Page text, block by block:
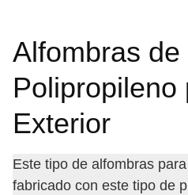
Alfombras de
Polipropileno
Exterior
Este tipo de alfombras
fabricado con este tipo de